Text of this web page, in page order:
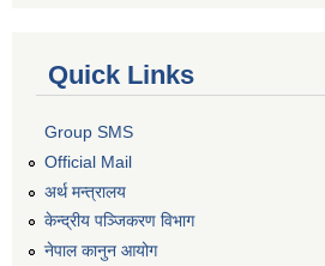
Quick Links
Group SMS
Official Mail
अर्थ मन्त्रालय
केन्द्रीय पञ्जिकरण विभाग
नेपाल कानुन आयोग